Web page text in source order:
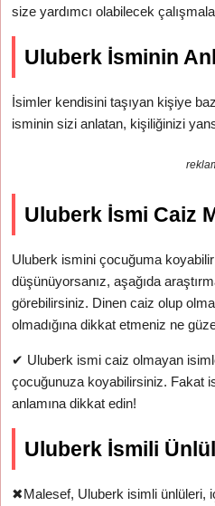
size yardımcı olabilecek
Uluberk İsminin
İsimler kendisini taşıyan kişiye
isminin sizi anlatan, kişiliğinizi
Uluberk İsmi Caiz
Uluberk ismini çocuğuma
düşünüyorsanız, aşağıda
görebilirsiniz. Dinen caiz olup
olmadığına dikkat etmeniz ne
✔ Uluberk ismi caiz olmayan
çocuğunuza koyabilirsiniz. Fakat
anlamına dikkat edin!
Uluberk İsmili
✖Malesef, Uluberk isimli ünlüleri,